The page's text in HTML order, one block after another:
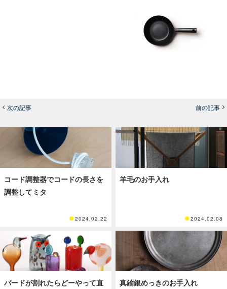
次の記事 前の記事
コード調整器でコードの長さを
調整してミタ
2024.02.22
羊毛のお手入れ
2024.02.08
バードが割れたらどーやって直
真鍮銀めっきのお手入れ